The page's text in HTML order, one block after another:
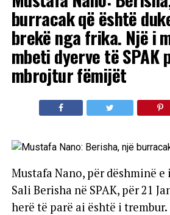
burracak që është
brekë nga frika. Një i
mbeti dyerve të SPAK
mbrojtur fëmijët
Mustafa Nano, për dëshminë
Sali Berisha në SPAK, për 21
herë të parë ai është i trembur.